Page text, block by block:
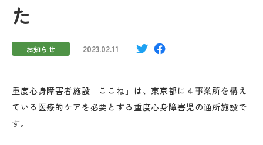
た
お知らせ 2023.02.11
重度心身障害者施設「ここね」は、東京都に４事業所を構え
ている医療的ケアを必要とする重度心身障害児の通所施設で
す。